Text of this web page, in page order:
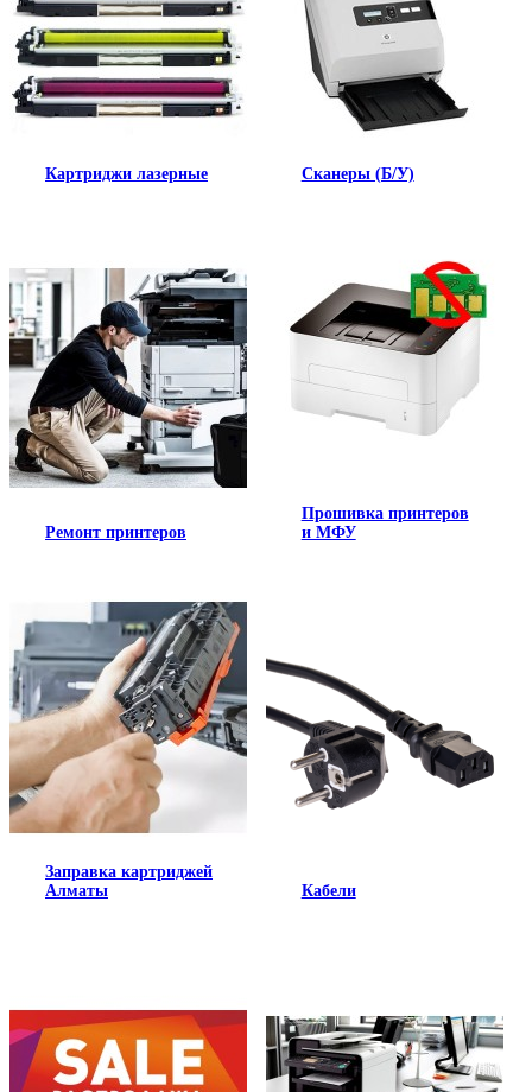
Картриджи лазерные Сканеры (Б/У)
Ремонт принтеров
Прошивка принтеров
и МФУ
Заправка картриджей
Алматы
Кабели